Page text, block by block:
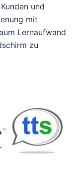
und
mit
Lernaufwand
zu